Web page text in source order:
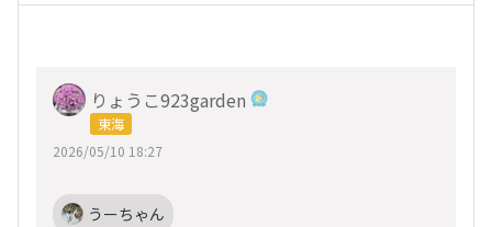
りょうこ923garden
東海
2026/05/10 18:27
うーちゃん